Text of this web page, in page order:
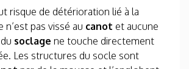
risque de détérioration lié à la
pas vissé au canot et aucune
soclage ne touche directement
Les structures du socle sont